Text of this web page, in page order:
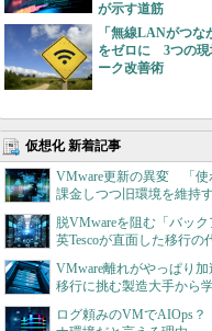
が示す道筋
「無線LANがつ
をゼロに 3つの現
ーク改善術
仮想化 新着記事
VMware更新の異変 「使
課金しつつ旧環境を維持
脱VMwareを阻む「バッ
英Tescoが直面した移行の
VMware離れがやっぱり
移行に挑む製造大手から
ログ頼みのVMでAIOps